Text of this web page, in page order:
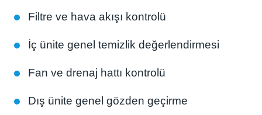
Filtre ve hava akışı kontrolü
İç ünite genel temizlik değerlendirmesi
Fan ve drenaj hattı kontrolü
Dış ünite genel gözden geçirme